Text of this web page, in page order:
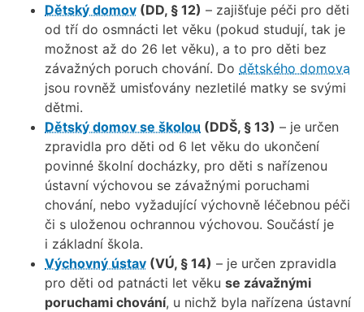
Dětský domov (DD, § 12) – zajišťuje péči pro děti
od tří do osmnácti let věku (pokud studují, tak je
možnost až do 26 let věku), a to pro děti bez
závažných poruch chování. Do dětského domova
jsou rovněž umisťovány nezletilé matky se svými
dětmi.
Dětský domov se školou (DDŠ, § 13) – je určen
zpravidla pro děti od 6 let věku do ukončení
povinné školní docházky, pro děti s nařízenou
ústavní výchovou se závažnými poruchami
chování, nebo vyžadující výchovně léčebnou péči
či s uloženou ochrannou výchovou. Součástí je
i základní škola.
Výchovný ústav (VÚ, § 14) – je určen zpravidla
pro děti od patnácti let věku se závažnými
poruchami chování, u nichž byla nařízena ústavní